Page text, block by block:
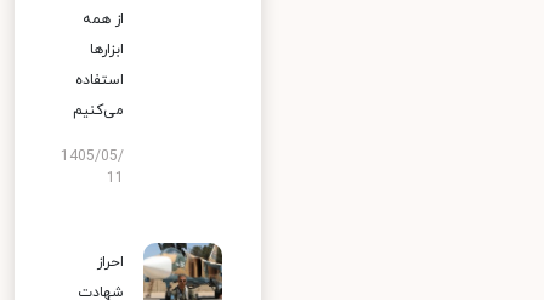
از همه
ابزارها
استفاده
می‌کنیم
1405/05/
احراز
شهادت